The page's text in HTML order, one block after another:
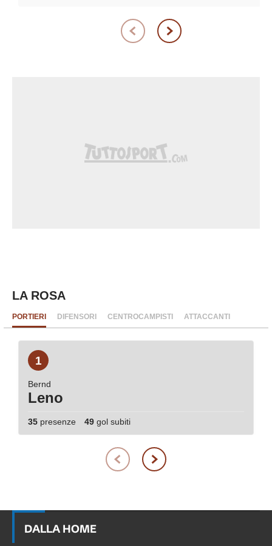
LA ROSA
PORTIERI DIFENSORI CENTROCAMPISTI ATTACCANTI
1
Bernd
Leno
35 presenze 49 gol subiti
DALLA HOME